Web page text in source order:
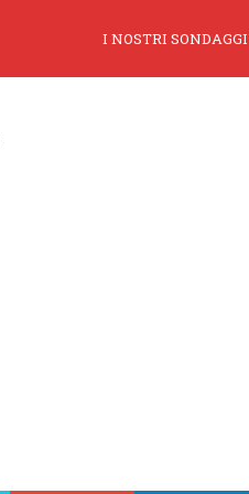
I NOSTRI SONDAGGI